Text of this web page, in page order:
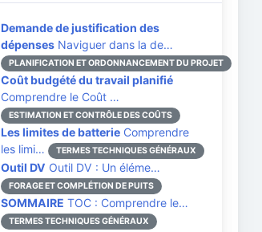
Demande de justification des
dépenses Naviguer dans la de…
PLANIFICATION ET ORDONNANCEMENT DU PROJET
Coût budgété du travail planifié
Comprendre le Coût …
ESTIMATION ET CONTRÔLE DES COÛTS
Les limites de batterie Comprendre
les limi…
TERMES TECHNIQUES GÉNÉRAUX
Outil DV Outil DV : Un éléme…
FORAGE ET COMPLÉTION DE PUITS
SOMMAIRE TOC : Comprendre le…
TERMES TECHNIQUES GÉNÉRAUX